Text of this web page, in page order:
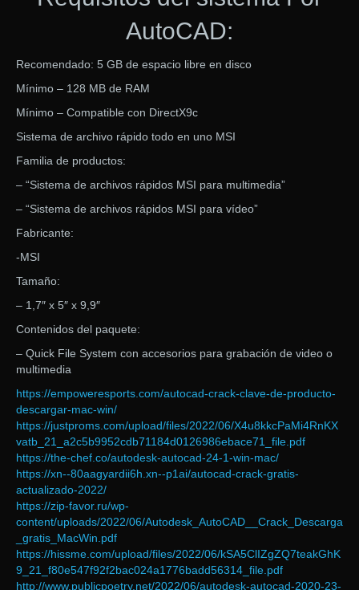
AutoCAD:
Recomendado: 5 GB de espacio libre en disco
Mínimo – 128 MB de RAM
Mínimo – Compatible con DirectX9c
Sistema de archivo rápido todo en uno MSI
Familia de productos:
– “Sistema de archivos rápidos MSI para multimedia”
– “Sistema de archivos rápidos MSI para vídeo”
Fabricante:
-MSI
Tamaño:
– 1,7″ x 5″ x 9,9″
Contenidos del paquete:
– Quick File System con accesorios para grabación de video o
multimedia
https://empoweresports.com/autocad-crack-clave-de-producto-
descargar-mac-win/
https://justproms.com/upload/files/2022/06/X4u8kkcPaMi4RnKX
vatb_21_a2c5b9952cdb71184d0126986ebace71_file.pdf
https://the-chef.co/autodesk-autocad-24-1-win-mac/
https://xn--80aagyardii6h.xn--p1ai/autocad-crack-gratis-
actualizado-2022/
https://zip-favor.ru/wp-
content/uploads/2022/06/Autodesk_AutoCAD__Crack_Descarga
_gratis_MacWin.pdf
https://hissme.com/upload/files/2022/06/kSA5ClIZgZQ7teakGhK
9_21_f80e547f92f2bac024a1776badd56314_file.pdf
http://www.publicpoetry.net/2022/06/autodesk-autocad-2020-23-